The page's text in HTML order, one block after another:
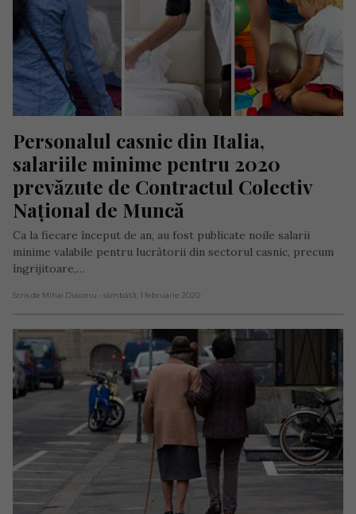
Personalul casnic din Italia,
salariile minime pentru 2020
prevăzute de Contractul Colectiv
Național de Muncă
Ca la fiecare început de an, au fost publicate noile salarii
minime valabile pentru lucrătorii din sectorul casnic, precum
îngrijitoare,…
Scris de Mihai Diaconu - sâmbătă, 1 februarie 2020